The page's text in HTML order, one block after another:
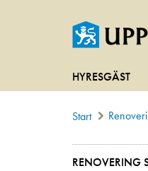
HYRESGÄST
Start
RENOVERING